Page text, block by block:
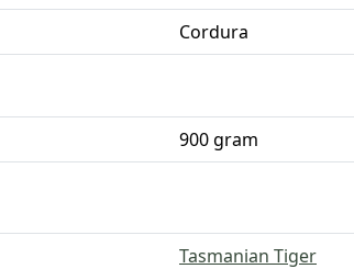
Cordura
900 gram
Tasmanian Tiger